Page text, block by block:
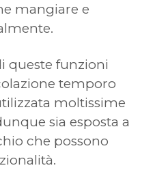
mangiare e
queste funzioni
temporo
moltissime
sia esposta a
che possono